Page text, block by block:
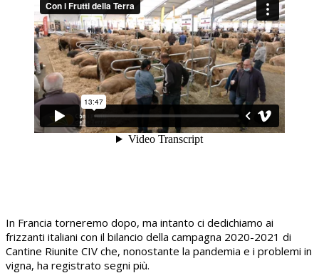
In Francia torneremo dopo, ma intanto ci dedichiamo ai
frizzanti italiani con il bilancio della campagna 2020-2021 di
Cantine Riunite CIV che, nonostante la pandemia e i problemi in
vigna, ha registrato segni più.